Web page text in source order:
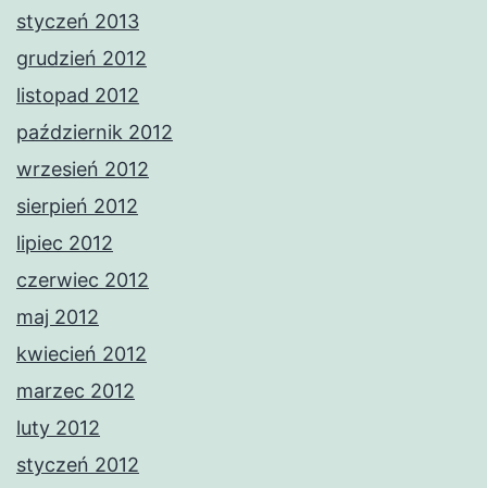
styczeń 2013
grudzień 2012
listopad 2012
październik 2012
wrzesień 2012
sierpień 2012
lipiec 2012
czerwiec 2012
maj 2012
kwiecień 2012
marzec 2012
luty 2012
styczeń 2012